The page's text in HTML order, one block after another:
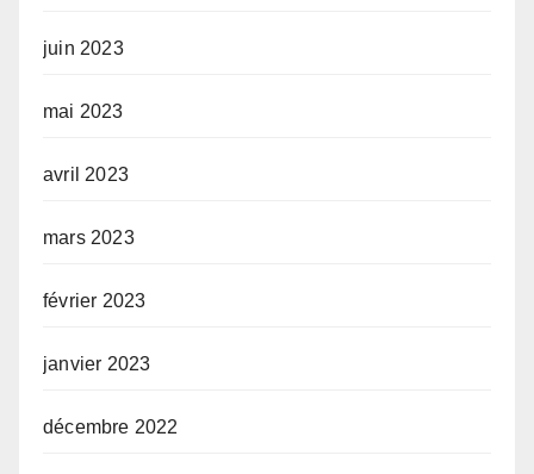
juin 2023
mai 2023
avril 2023
mars 2023
février 2023
janvier 2023
décembre 2022